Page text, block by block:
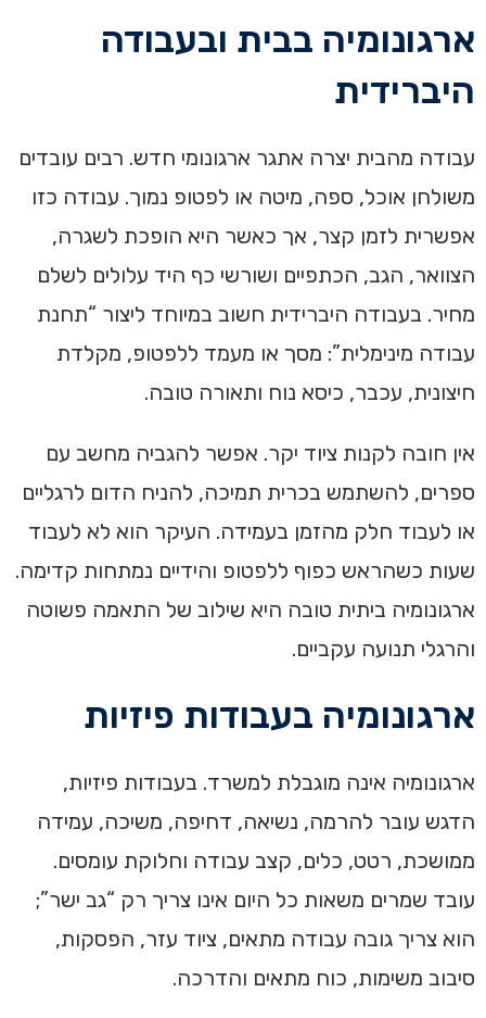
ארגונומיה בבית ובעבודה
היברידית
עבודה מהבית יצרה אתגר ארגונומי חדש. רבים עובדים
משולחן אוכל, ספה, מיטה או לפטופ נמוך. עבודה כזו
אפשרית לזמן קצר, אך כאשר היא הופכת לשגרה,
הצוואר, הגב, הכתפיים ושורשי כף היד עלולים לשלם
מחיר. בעבודה היברידית חשוב במיוחד ליצור “תחנת
עבודה מינימלית”: מסך או מעמד ללפטופ, מקלדת
חיצונית, עכבר, כיסא נוח ותאורה טובה.
אין חובה לקנות ציוד יקר. אפשר להגביה מחשב עם
ספרים, להשתמש בכרית תמיכה, להניח הדום לרגליים
או לעבוד חלק מהזמן בעמידה. העיקר הוא לא לעבוד
שעות כשהראש כפוף ללפטופ והידיים נמתחות קדימה.
ארגונומיה ביתית טובה היא שילוב של התאמה פשוטה
והרגלי תנועה עקביים.
ארגונומיה בעבודות פיזיות
ארגונומיה אינה מוגבלת למשרד. בעבודות פיזיות,
הדגש עובר להרמה, נשיאה, דחיפה, משיכה, עמידה
ממושכת, רטט, כלים, קצב עבודה וחלוקת עומסים.
עובד שמרים משאות כל היום אינו צריך רק “גב ישר”;
הוא צריך גובה עבודה מתאים, ציוד עזר, הפסקות,
סיבוב משימות, כוח מתאים והדרכה.